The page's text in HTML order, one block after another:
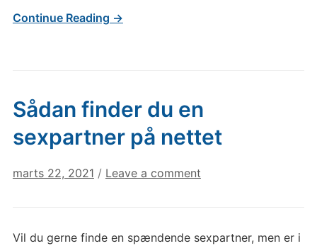
Continue Reading →
Sådan finder du en
sexpartner på nettet
marts 22, 2021 / Leave a comment
Vil du gerne finde en spændende sexpartner, men er i